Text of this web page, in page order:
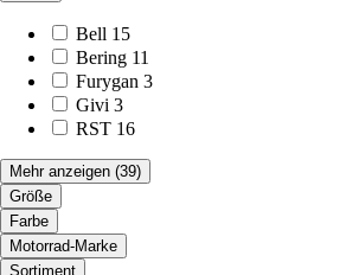
Bell 15
Bering 11
Furygan 3
Givi 3
RST 16
Mehr anzeigen (39)
Größe
Farbe
Motorrad-Marke
Sortiment